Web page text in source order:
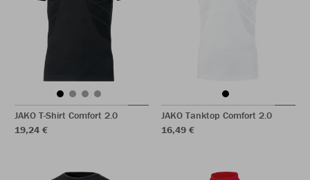
JAKO T-Shirt Comfort 2.0
19,24 €
JAKO Tanktop Comfort 2.0
16,49 €